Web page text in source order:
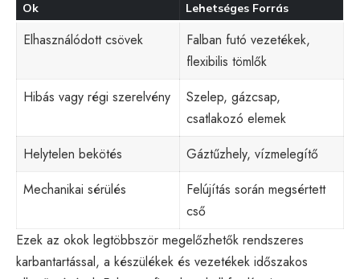
Ok Lehetséges Forrás
Elhasználódott csövek
Falban futó vezetékek,
flexibilis tömlők
Hibás vagy régi szerelvény
Szelep, gázcsap,
csatlakozó elemek
Helytelen bekötés
Gáztűzhely, vízmelegítő
Mechanikai sérülés
Felújítás során megsértett
cső
Ezek az okok legtöbbször megelőzhetők rendszeres
karbantartással, a készülékek és vezetékek időszakos